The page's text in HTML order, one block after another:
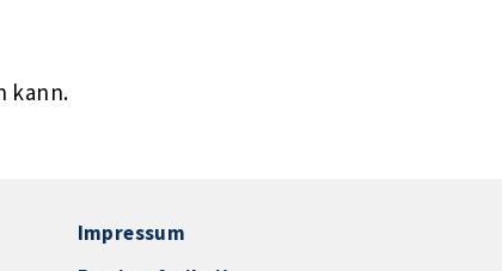
kann.
Impressum